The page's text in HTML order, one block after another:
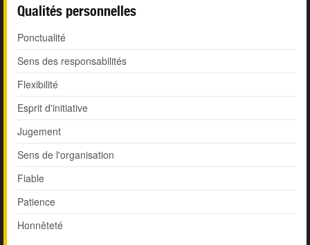
Qualités personnelles
Ponctualité
Sens des responsabilités
Flexibilité
Esprit d'initiative
Jugement
Sens de l'organisation
Fiable
Patience
Honnêteté